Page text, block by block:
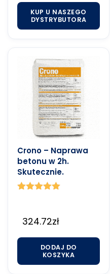
KUP U NASZEGO
DYSTRYBUTORA
Crono – Naprawa
betonu w 2h.
Skutecznie.
324.72zł
DODAJ DO
KOSZYKA